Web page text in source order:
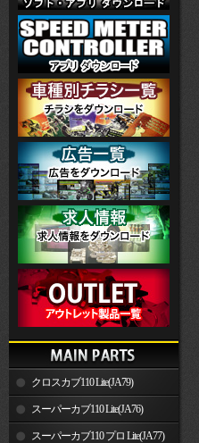
クロスカブ110 Lite(JA79)
スーパーカブ110 Lite(JA76)
スーパーカブ110 プロ Lite(JA77)